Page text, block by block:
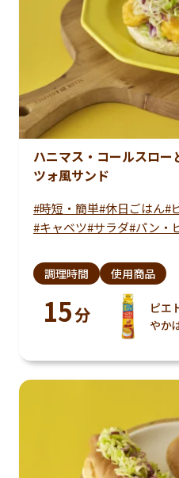
ハニマス・コールスロー
ツォ風サンド
時短・簡単 休日ごはん
キャベツ サラダ パン・
調理時間
15分
使用商品
ピエ
やか